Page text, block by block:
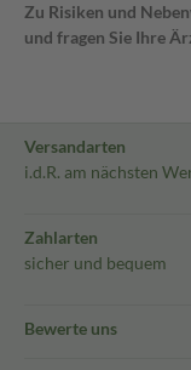
Zu Risiken und
und fragen Sie Ihre
Versandarten
i.d.R. am nächsten
Zahlarten
sicher und bequem
Bewerte uns